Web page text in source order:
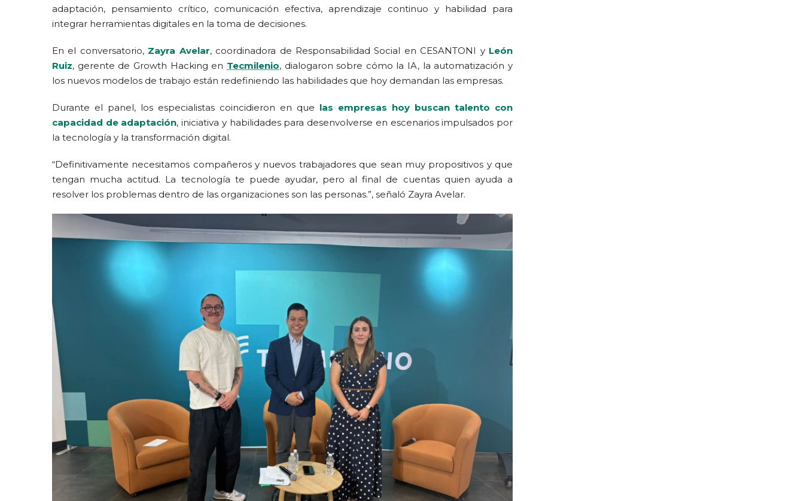
adaptación, pensamiento crítico, comunicación efectiva, aprendizaje continuo y habilidad para
integrar herramientas digitales en la toma de decisiones.
En el conversatorio, Zayra Avelar, coordinadora de Responsabilidad Social en CESANTONI y León
Ruiz, gerente de Growth Hacking en Tecmilenio, dialogaron sobre cómo la IA, la automatización y
los nuevos modelos de trabajo están redefiniendo las habilidades que hoy demandan las empresas.
Durante el panel, los especialistas coincidieron en que las empresas hoy buscan talento con
capacidad de adaptación, iniciativa y habilidades para desenvolverse en escenarios impulsados por
la tecnología y la transformación digital.
“Definitivamente necesitamos compañeros y nuevos trabajadores que sean muy propositivos y que
tengan mucha actitud. La tecnología te puede ayudar, pero al final de cuentas quien ayuda a
resolver los problemas dentro de las organizaciones son las personas.”, señaló Zayra Avelar.